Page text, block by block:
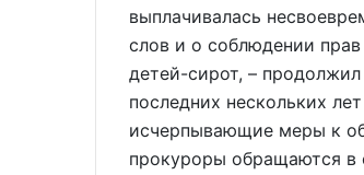
выплачивалась
слов и о соблюдении
детей-сирот, –
последних нескольких
исчерпывающие меры к
прокуроры обращаются в